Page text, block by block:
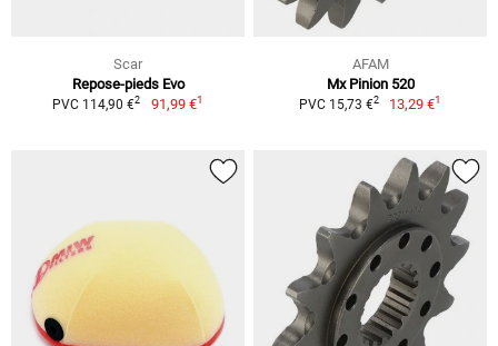
Scar
Repose-pieds Evo
PVC 114,90 €2 91,99 €1
AFAM
Mx Pinion 520
PVC 15,73 €2 13,29 €1